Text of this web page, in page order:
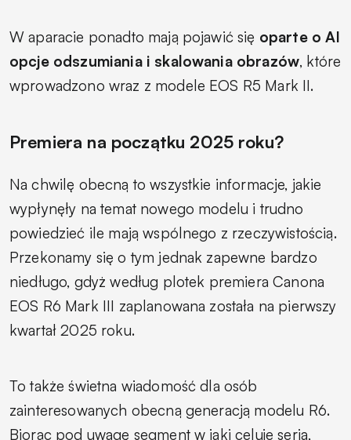
W aparacie ponadto mają pojawić się oparte o AI
opcje odszumiania i skalowania obrazów, które
wprowadzono wraz z modele EOS R5 Mark II.
Premiera na początku 2025 roku?
Na chwilę obecną to wszystkie informacje, jakie
wypłynęły na temat nowego modelu i trudno
powiedzieć ile mają wspólnego z rzeczywistością.
Przekonamy się o tym jednak zapewne bardzo
niedługo, gdyż według plotek premiera Canona
EOS R6 Mark III zaplanowana została na pierwszy
kwartał 2025 roku.
To także świetna wiadomość dla osób
zainteresowanych obecną generacją modelu R6.
Biorąc pod uwagę segment w jaki celuje seria,